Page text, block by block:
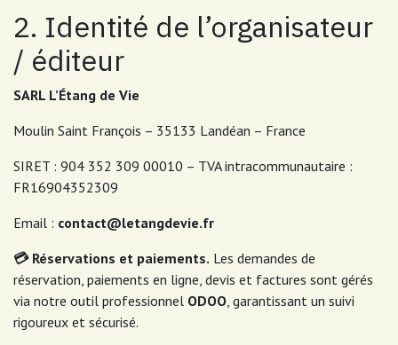
2. Identité de l’organisateur
/ éditeur
SARL L’Étang de Vie
Moulin Saint François – 35133 Landéan – France
SIRET : 904 352 309 00010 – TVA intracommunautaire :
FR16904352309
Email : contact@letangdevie.fr
💳 Réservations et paiements. Les demandes de
réservation, paiements en ligne, devis et factures sont gérés
via notre outil professionnel ODOO, garantissant un suivi
rigoureux et sécurisé.